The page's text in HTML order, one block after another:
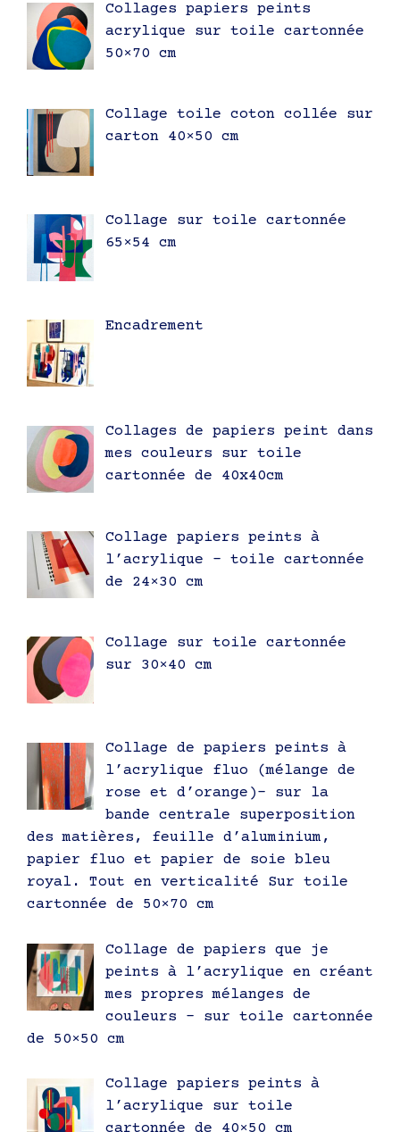
Collages papiers peints
acrylique sur toile cartonnée
50×70 cm
Collage toile coton collée sur
carton 40×50 cm
Collage sur toile cartonnée
65×54 cm
Encadrement
Collages de papiers peint dans
mes couleurs sur toile
cartonnée de 40x40cm
Collage papiers peints à
l’acrylique – toile cartonnée
de 24×30 cm
Collage sur toile cartonnée
sur 30×40 cm
Collage de papiers peints à
l’acrylique fluo (mélange de
rose et d’orange)- sur la
bande centrale superposition
des matières, feuille d’aluminium,
papier fluo et papier de soie bleu
royal. Tout en verticalité Sur toile
cartonnée de 50×70 cm
Collage de papiers que je
peints à l’acrylique en créant
mes propres mélanges de
couleurs – sur toile cartonnée
de 50×50 cm
Collage papiers peints à
l’acrylique sur toile